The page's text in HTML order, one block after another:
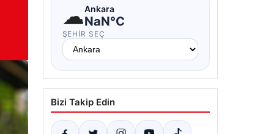
☁Ankara
NaN°C
ŞEHIR SEÇ
Bizi Takip Edin